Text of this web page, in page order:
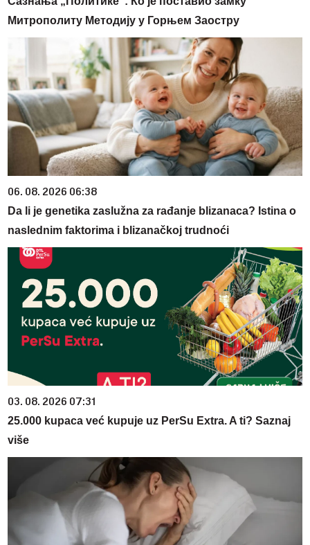
Митрополиту Методију у Горњем Заостру
06. 08. 2026 06:38
Da li je genetika zaslužna za rađanje blizanaca? Istina o
naslednim faktorima i blizanačkoj trudnoći
03. 08. 2026 07:31
25.000 kupaca već kupuje uz PerSu Extra. A ti? Saznaj
više